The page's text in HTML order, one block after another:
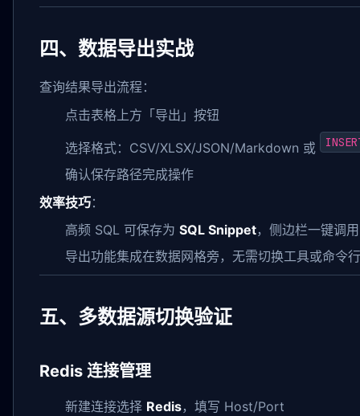
四、数据导出实战
查询结果导出流程：
点击表格上方「导出」按钮
选择格式：CSV/XLSX/JSON/Markdown 或
确认保存路径完成操作
效率技巧：
高频 SQL 可保存为 SQL Snippet，侧边栏一键调用
导出功能集成在数据网格旁，无需切换工具或命令行
五、多数据源切换验证
Redis 连接管理
新建连接选择 Redis，填写 Host/Port